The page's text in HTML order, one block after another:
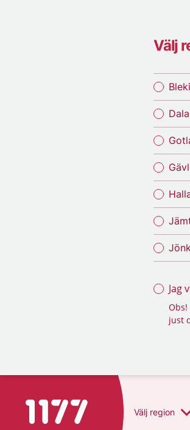
Välj
Jag
just
Till startsidan för 1177 Välj region